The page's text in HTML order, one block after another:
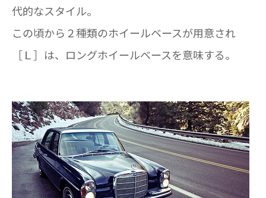
代的なスタイル。
この頃から２種類のホイールベースが用意され
［Ｌ］は、ロングホイールベースを意味する。